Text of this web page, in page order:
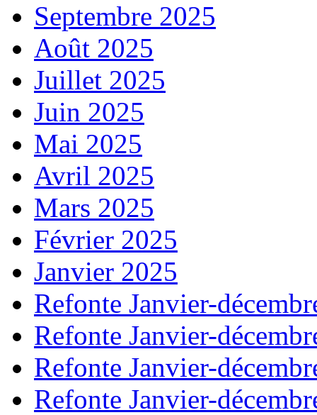
Septembre 2025
Août 2025
Juillet 2025
Juin 2025
Mai 2025
Avril 2025
Mars 2025
Février 2025
Janvier 2025
Refonte Janvier-
Refonte Janvier-
Refonte Janvier-
Refonte Janvier-